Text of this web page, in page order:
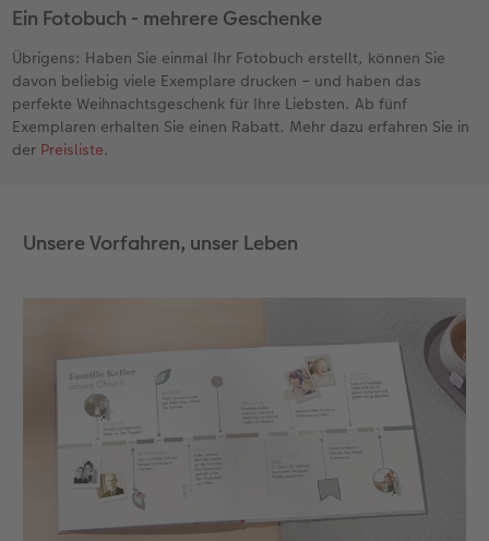
Ein Fotobuch - mehrere Geschenke
Übrigens: Haben Sie einmal Ihr Fotobuch erstellt, können Sie
davon beliebig viele Exemplare drucken – und haben das
perfekte Weihnachtsgeschenk für Ihre Liebsten. Ab fünf
Exemplaren erhalten Sie einen Rabatt. Mehr dazu erfahren Sie in
der Preisliste.
Unsere Vorfahren, unser Leben